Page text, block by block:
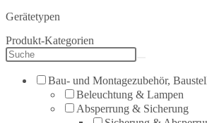
Gerätetypen
Produkt-Kategorien
Bau- und Montagezubehör,
Beleuchtung & Lampen
Absperrung & Sicherung